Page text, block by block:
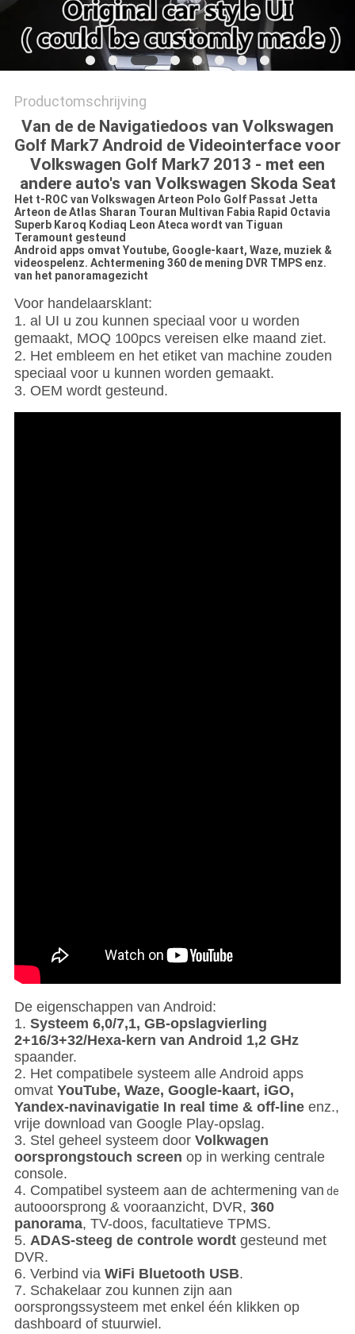
Productomschrijving
Van de de Navigatiedoos van Volkswagen
Golf Mark7 Android de Videointerface voor
Volkswagen Golf Mark7 2013 - met een
andere auto's van Volkswagen Skoda Seat
Het t-ROC van Volkswagen Arteon Polo Golf Passat Jetta
Arteon de Atlas Sharan Touran Multivan Fabia Rapid Octavia
Superb Karoq Kodiaq Leon Ateca wordt van Tiguan
Teramount gesteund
Android apps omvat Youtube, Google-kaart, Waze, muziek &
videospelenz. Achtermening 360 de mening DVR TMPS enz.
van het panoramagezicht
Voor handelaarsklant:
1. al UI u zou kunnen speciaal voor u worden
gemaakt, MOQ 100pcs vereisen elke maand ziet.
2. Het embleem en het etiket van machine zouden
speciaal voor u kunnen worden gemaakt.
3. OEM wordt gesteund.
De eigenschappen van Android:
1. Systeem 6,0/7,1, GB-opslagvierling
2+16/3+32/Hexa-kern van Android 1,2 GHz
spaander.
2. Het compatibele systeem alle Android apps
omvat YouTube, Waze, Google-kaart, iGO,
Yandex-navinavigatie In real time & off-lineenz.,
vrije download van Google Play-opslag.
3. Stel geheel systeem door Volkwagen
oorsprongstouch screen op in werking centrale
console.
4. Compatibel systeem aan de achtermening van de
autooorsprong & vooraanzicht, DVR, 360
panorama, TV-doos, facultatieve TPMS.
5. ADAS-steeg de controle wordtgesteund met
DVR.
6. Verbind via WiFi Bluetooth USB.
7. Schakelaar zou kunnen zijn aan
oorsprongssysteem met enkel één klikken op
dashboard of stuurwiel.